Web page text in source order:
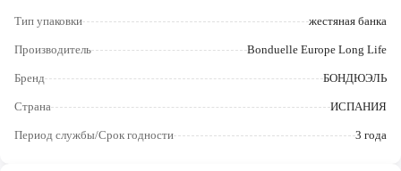
Тип упаковки жестяная банка
Производитель Bonduelle Europe Long Life
Бренд БОНДЮЭЛЬ
Страна ИСПАНИЯ
Период службы/Срок годности 3 года